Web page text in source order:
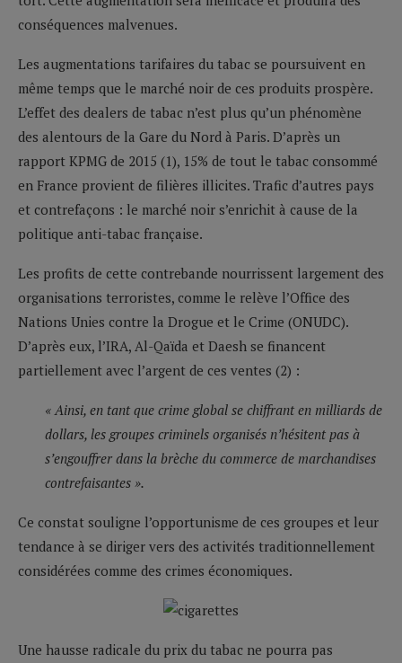
conséquences malvenues.
Les augmentations tarifaires du tabac se poursuivent en
même temps que le marché noir de ces produits prospère.
L’effet des dealers de tabac n’est plus qu’un phénomène
des alentours de la Gare du Nord à Paris. D’après un
rapport KPMG de 2015 (1), 15% de tout le tabac consommé
en France provient de filières illicites. Trafic d’autres pays
et contrefaçons : le marché noir s’enrichit à cause de la
politique anti-tabac française.
Les profits de cette contrebande nourrissent largement des
organisations terroristes, comme le relève l’Office des
Nations Unies contre la Drogue et le Crime (ONUDC).
D’après eux, l’IRA, Al-Qaïda et Daesh se financent
partiellement avec l’argent de ces ventes (2) :
« Ainsi, en tant que crime global se chiffrant en milliards de
dollars, les groupes criminels organisés n’hésitent pas à
s’engouffrer dans la brèche du commerce de marchandises
contrefaisantes ».
Ce constat souligne l’opportunisme de ces groupes et leur
tendance à se diriger vers des activités traditionnellement
considérées comme des crimes économiques.
Une hausse radicale du prix du tabac ne pourra pas